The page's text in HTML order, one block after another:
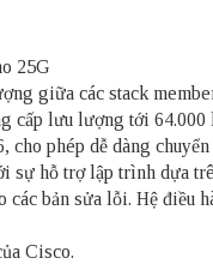
25G
giữa các stack
cấp lưu lượng tới 64.000
phép dễ dàng
sự hỗ trợ lập trình dựa
bản sửa lỗi. Hệ điều
Cisco.